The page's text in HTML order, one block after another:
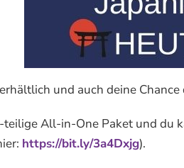
und auch deine
teilige All-in-One Paket und du
https://bit.ly/3a4Dxjg).